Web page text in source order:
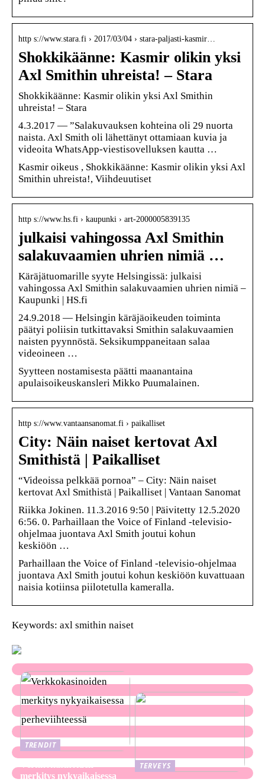
http s://www.stara.fi › 2017/03/04 › stara-paljasti-kasmir…
Shokkikäänne: Kasmir olikin yksi
Axl Smithin uhreista! – Stara
Shokkikäänne: Kasmir olikin yksi Axl Smithin
uhreista! – Stara
4.3.2017 — ”Salakuvauksen kohteina oli 29 nuorta
naista. Axl Smith oli lähettänyt ottamiaan kuvia ja
videoita WhatsApp-viestisovelluksen kautta …
Kasmir oikeus , Shokkikäänne: Kasmir olikin yksi Axl
Smithin uhreista!, Viihdeuutiset
http s://www.hs.fi › kaupunki › art-2000005839135
julkaisi vahingossa Axl Smithin
salakuvaamien uhrien nimiä …
Käräjätuomarille syyte Helsingissä: julkaisi
vahingossa Axl Smithin salakuvaamien uhrien nimiä –
Kaupunki | HS.fi
24.9.2018 — Helsingin käräjäoikeuden toiminta
päätyi poliisin tutkittavaksi Smithin salakuvaamien
naisten pyynnöstä. Seksikumppaneitaan salaa
videoineen …
Syytteen nostamisesta päätti maanantaina
apulaisoikeuskansleri Mikko Puumalainen.
http s://www.vantaansanomat.fi › paikalliset
City: Näin naiset kertovat Axl
Smithistä | Paikalliset
“Videoissa pelkkää pornoa” – City: Näin naiset
kertovat Axl Smithistä | Paikalliset | Vantaan Sanomat
Riikka Jokinen. 11.3.2016 9:50 | Päivitetty 12.5.2020
6:56. 0. Parhaillaan the Voice of Finland -televisio-
ohjelmaa juontava Axl Smith joutui kohun
keskiöön …
Parhaillaan the Voice of Finland -televisio-ohjelmaa
juontava Axl Smith joutui kohun keskiöön kuvattuaan
naisia kotiinsa piilotetulla kameralla.
Keywords: axl smithin naiset
TRENDIT
merkitys nykyaikaisessa
TERVEYS